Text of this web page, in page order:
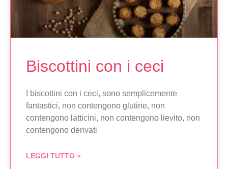
Biscottini con i ceci
I biscottini con i ceci, sono semplicemente
fantastici, non contengono glutine, non
contengono latticini, non contengono lievito, non
contengono derivati
LEGGI TUTTO »